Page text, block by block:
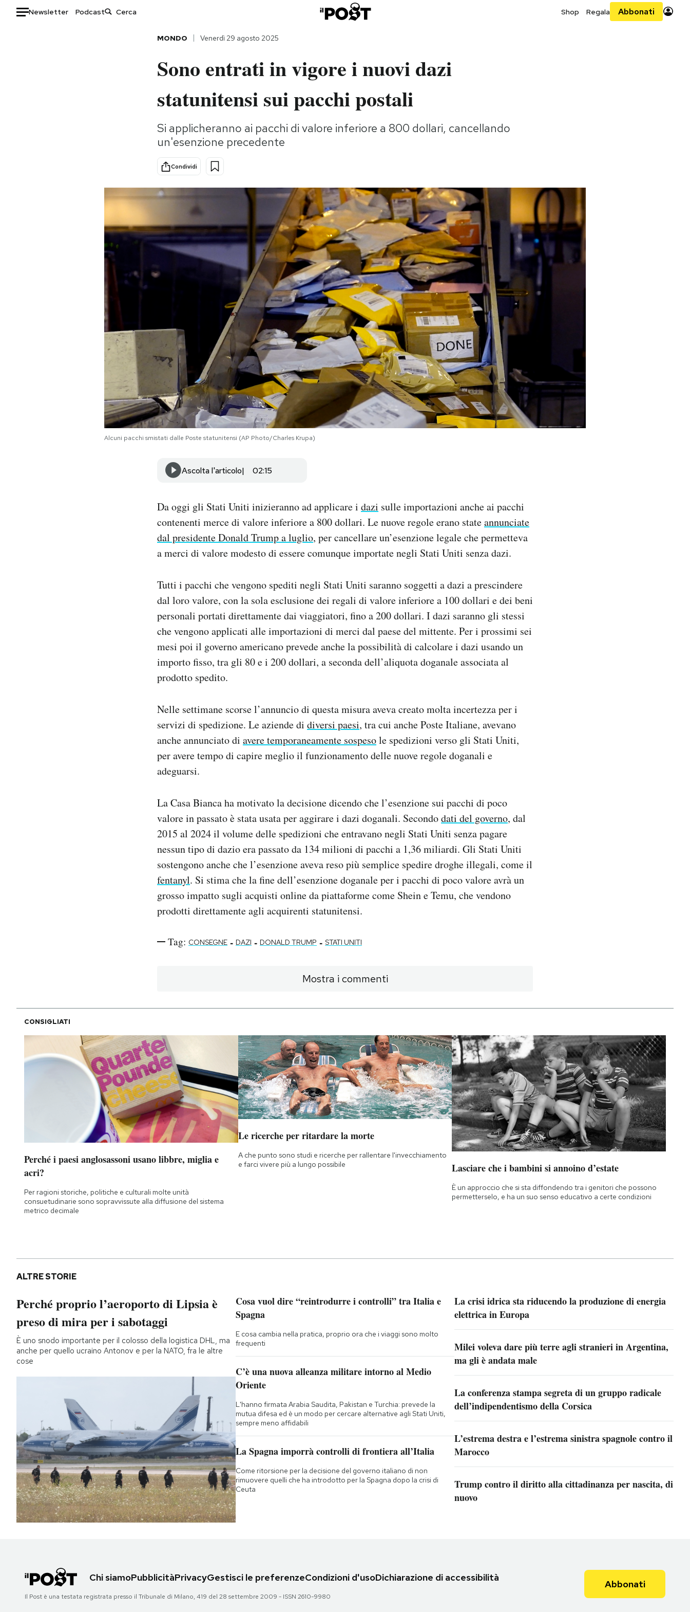
Newsletter Podcast Shop Regala Abbonati
Storie/Idee
Ok Boomer!
Altrecose
AREA PERSONALE
MONDO Venerdì 29 agosto 2025
Sono entrati in vigore i nuovi dazi
statunitensi sui pacchi postali
Si applicheranno ai pacchi di valore inferiore a 800 dollari, cancellando
un'esenzione precedente
Condividi
Alcuni pacchi smistati dalle Poste statunitensi (AP Photo/Charles Krupa)
Ascolta l'articolo 02:15
Da oggi gli Stati Uniti inizieranno ad applicare i dazi sulle importazioni anche ai pacchi
contenenti merce di valore inferiore a 800 dollari. Le nuove regole erano stateannunciate
dal presidente Donald Trump a luglio, per cancellare un’esenzione legale che permetteva
a merci di valore modesto di essere comunque importate negli Stati Uniti senza dazi.
Tutti i pacchi che vengono spediti negli Stati Uniti saranno soggetti a dazi a prescindere
dal loro valore, con la sola esclusione dei regali di valore inferiore a 100 dollari e dei beni
personali portati direttamente dai viaggiatori, fino a 200 dollari. I dazi saranno gli stessi
che vengono applicati alle importazioni di merci dal paese del mittente. Per i prossimi sei
mesi poi il governo americano prevede anche la possibilità di calcolare i dazi usando un
importo fisso, tra gli 80 e i 200 dollari, a seconda dell’aliquota doganale associata al
prodotto spedito.
Nelle settimane scorse l’annuncio di questa misura aveva creato molta incertezza per i
servizi di spedizione. Le aziende di diversi paesi, tra cui anche Poste Italiane, avevano
anche annunciato di avere temporaneamente sospesole spedizioni verso gli Stati Uniti,
per avere tempo di capire meglio il funzionamento delle nuove regole doganali e
adeguarsi.
La Casa Bianca ha motivato la decisione dicendo che l’esenzione sui pacchi di poco
valore in passato è stata usata per aggirare i dazi doganali. Secondodati del governo, dal
2015 al 2024 il volume delle spedizioni che entravano negli Stati Uniti senza pagare
nessun tipo di dazio era passato da 134 milioni di pacchi a 1,36 miliardi. Gli Stati Uniti
sostengono anche che l’esenzione aveva reso più semplice spedire droghe illegali, come il
fentanyl. Si stima che la fine dell’esenzione doganale per i pacchi di poco valore avrà un
grosso impatto sugli acquisti online da piattaforme come Shein e Temu, che vendono
prodotti direttamente agli acquirenti statunitensi.
Tag: CONSEGNE - DAZI - DONALD TRUMP - STATI UNITI
Mostra i commenti
CONSIGLIATI
Perché i paesi anglosassoni usano libbre, miglia e
acri?
Per ragioni storiche, politiche e culturali molte unità
consuetudinarie sono sopravvissute alla diffusione del sistema
metrico decimale
Le ricerche per ritardare la morte
A che punto sono studi e ricerche per rallentare l'invecchiamento
e farci vivere più a lungo possibile
Lasciare che i bambini si annoino d’estate
È un approccio che si sta diffondendo tra i genitori che possono
permetterselo, e ha un suo senso educativo a certe condizioni
ALTRE STORIE
Perché proprio l’aeroporto di Lipsia è
preso di mira per i sabotaggi
È uno snodo importante per il colosso della logistica DHL, ma
anche per quello ucraino Antonov e per la NATO, fra le altre
cose
Cosa vuol dire “reintrodurre i controlli” tra Italia e
Spagna
E cosa cambia nella pratica, proprio ora che i viaggi sono molto
frequenti
C’è una nuova alleanza militare intorno al Medio
Oriente
L'hanno firmata Arabia Saudita, Pakistan e Turchia: prevede la
mutua difesa ed è un modo per cercare alternative agli Stati Uniti,
sempre meno affidabili
La Spagna imporrà controlli di frontiera all’Italia
Come ritorsione per la decisione del governo italiano di non
rimuovere quelli che ha introdotto per la Spagna dopo la crisi di
Ceuta
La crisi idrica sta riducendo la produzione di energia
elettrica in Europa
Milei voleva dare più terre agli stranieri in Argentina,
ma gli è andata male
La conferenza stampa segreta di un gruppo radicale
dell’indipendentismo della Corsica
L’estrema destra e l’estrema sinistra spagnole contro il
Marocco
Trump contro il diritto alla cittadinanza per nascita, di
nuovo
Chi siamoPubblicitàPrivacyGestisci le preferenzeCondizioni d'usoDichiarazione di accessibilità
Il Post è una testata registrata presso il Tribunale di Milano, 419 del 28 settembre 2009 - ISSN 2610-9980
Abbonati